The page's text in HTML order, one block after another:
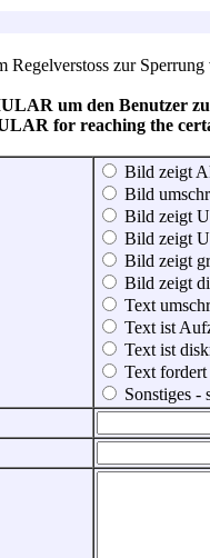
Regelverstoss zur
um den Benutzer
for reaching the
Bild zeigt
Bild
Bild zeigt
Bild zeigt
Bild zeigt
Bild zeigt
Text
Text ist
Text ist
Text
Sonstiges -